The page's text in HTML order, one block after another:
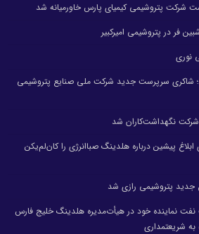
شرکت پتروشیمی کیمیای پارس خاورمیانه شد
فر در پتروشیمی امیرکبیر
با تودیع عباس زاده از NPC؛ شاکری سرپرست جدید شرکت ملی صنایع پتروشیمی
نگهداشت‌کاران شد
پیشین درباره هلدینگ صباانرژی را کان‌لم‌یکن
پتروشیمی رازی شد
نماینده خود در هیأت‌مدیره هلدینگ خلیج فارس
به شریعتمداری